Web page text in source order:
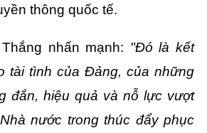
thông quốc tế.
nhấn mạnh: "Đó là kết
tài tình của Đảng, của những
đắn, hiệu quả và nỗ lực vượt
nước trong thúc đẩy phục